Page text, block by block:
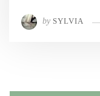
by SYLVIA